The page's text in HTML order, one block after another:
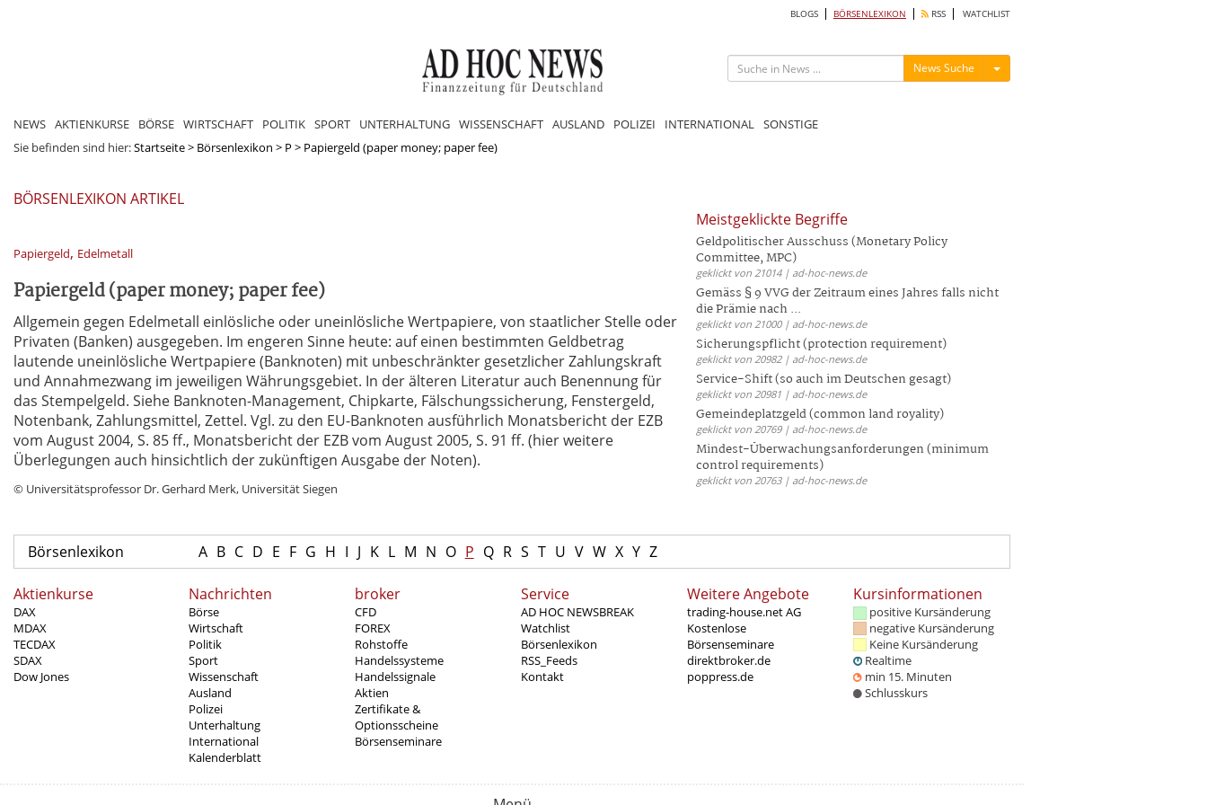
BLOGS BÖRSENLEXIKON RSS WATCHLIST
News Suche Menü ein-/ausblenden
NEWS AKTIENKURSE BÖRSE WIRTSCHAFT POLITIK SPORT UNTERHALTUNG WISSENSCHAFT AUSLAND POLIZEI INTERNATIONAL SONSTIGE
Sie befinden sind hier:Startseite> Börsenlexikon > P > Papiergeld (paper money; paper fee)
BÖRSENLEXIKON ARTIKEL
Papiergeld, Edelmetall
Papiergeld (paper money; paper fee)
Allgemein gegen Edelmetall einlösliche oder uneinlösliche Wertpapiere, von staatlicher Stelle oder
Privaten (Banken) ausgegeben. Im engeren Sinne heute: auf einen bestimmten Geldbetrag
lautende uneinlösliche Wertpapiere (Banknoten) mit unbeschränkter gesetzlicher Zahlungskraft
und Annahmezwang im jeweiligen Währungsgebiet. In der älteren Literatur auch Benennung für
das Stempelgeld. Siehe Banknoten-Management, Chipkarte, Fälschungssicherung, Fenstergeld,
Notenbank, Zahlungsmittel, Zettel. Vgl. zu den EU-Banknoten ausführlich Monatsbericht der EZB
vom August 2004, S. 85 ff., Monatsbericht der EZB vom August 2005, S. 91 ff. (hier weitere
Überlegungen auch hinsichtlich der zukünftigen Ausgabe der Noten).
© Universitätsprofessor Dr. Gerhard Merk, Universität Siegen
Meistgeklickte Begriffe
Geldpolitischer Ausschuss (Monetary Policy
Committee, MPC)
geklickt von 21014 | ad-hoc-news.de
Gemäss § 9 VVG der Zeitraum eines Jahres falls nicht
die Prämie nach ...
geklickt von 21000 | ad-hoc-news.de
Sicherungspflicht (protection requirement)
geklickt von 20982 | ad-hoc-news.de
Service-Shift (so auch im Deutschen gesagt)
geklickt von 20981 | ad-hoc-news.de
Gemeindeplatzgeld (common land royality)
geklickt von 20769 | ad-hoc-news.de
Mindest-Überwachungsanforderungen (minimum
control requirements)
geklickt von 20763 | ad-hoc-news.de
Börsenlexikon A B C D E F G H I J K L M N O P Q R S T U V W X Y Z
Aktienkurse
DAX
MDAX
TECDAX
SDAX
Dow Jones
Nachrichten
Börse
Wirtschaft
Politik
Sport
Wissenschaft
Ausland
Polizei
Unterhaltung
International
Kalenderblatt
broker
CFD
FOREX
Rohstoffe
Handelssysteme
Handelssignale
Aktien
Zertifikate &
Optionsscheine
Börsenseminare
Service
AD HOC NEWSBREAK
Watchlist
Börsenlexikon
RSS_Feeds
Kontakt
Weitere Angebote
trading-house.net AG
Kostenlose
Börsenseminare
direktbroker.de
poppress.de
Kursinformationen
positive Kursänderung
negative Kursänderung
Keine Kursänderung
Realtime
min 15. Minuten
Schlusskurs